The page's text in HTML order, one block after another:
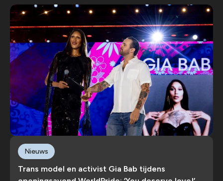
Trans model en activist Gia Bab tijdens
Nieuws